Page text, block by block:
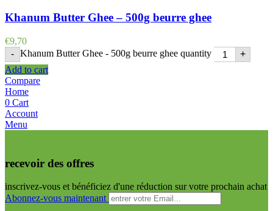
Khanum Butter Ghee – 500g beurre ghee
€9,70
- Khanum Butter Ghee - 500g beurre ghee quantity
+
Add to cart
Compare
Home
0 Cart
Account
Menu
recevoir des offres
inscrivez-vous et bénéficiez d'une réduction sur votre prochain achat
Abonnez-vous maintenant